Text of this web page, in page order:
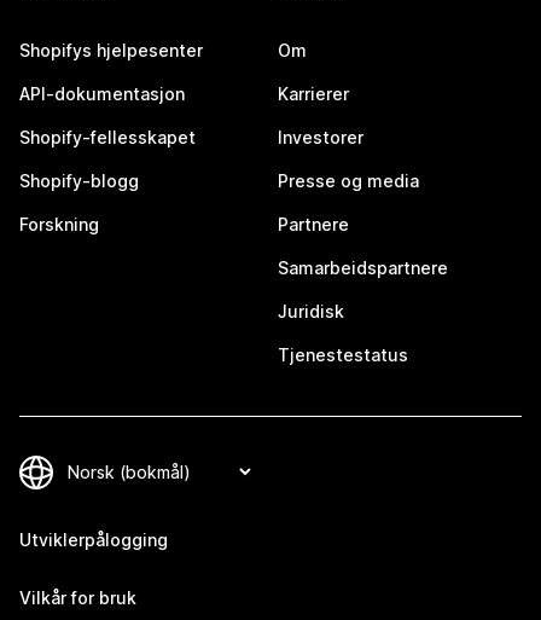
Shopifys hjelpesenter
API-dokumentasjon
Shopify-fellesskapet
Shopify-blogg
Forskning
Om
Karrierer
Investorer
Presse og media
Partnere
Samarbeidspartnere
Juridisk
Tjenestestatus
Utviklerpålogging
Vilkår for bruk